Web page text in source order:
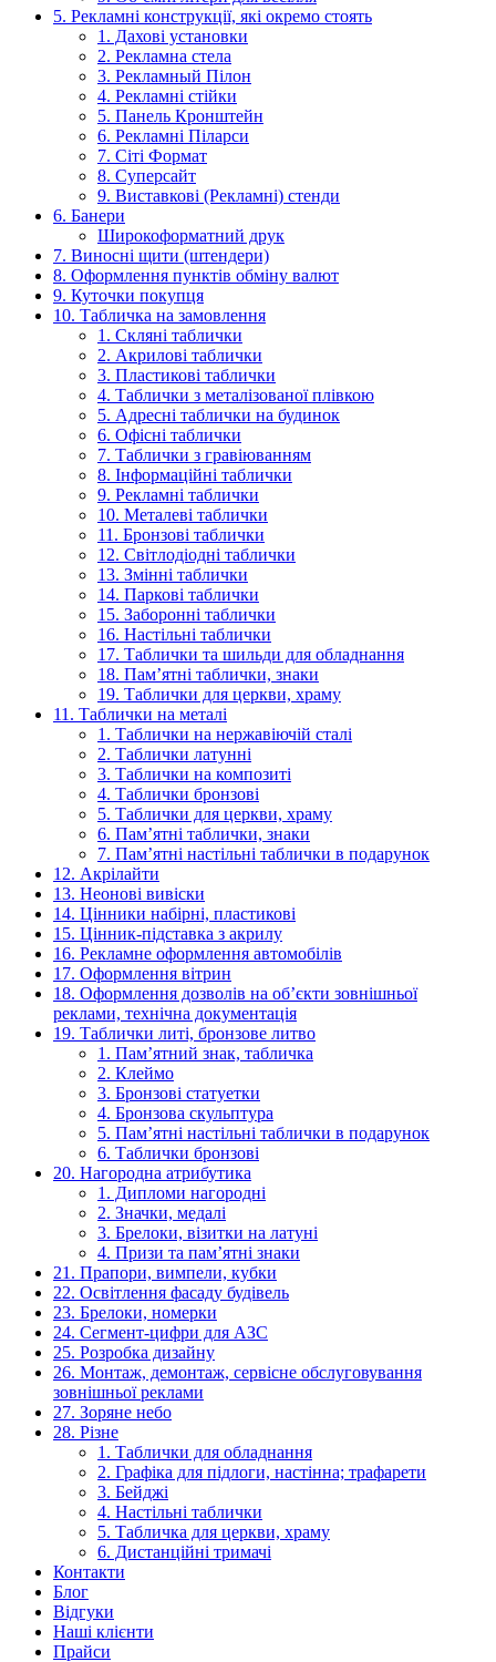
5. Рекламні конструкції, які окремо стоять
1. Дахові установки
2. Рекламна стела
3. Рекламный Пілон
4. Рекламні стійки
5. Панель Кронштейн
6. Рекламні Піларси
7. Сіті Формат
8. Суперсайт
9. Виставкові (Рекламні) стенди
6. Банери
Широкоформатний друк
7. Виносні щити (штендери)
8. Оформлення пунктів обміну валют
9. Куточки покупця
10. Табличка на замовлення
1. Скляні таблички
2. Акрилові таблички
3. Пластикові таблички
4. Таблички з металізованої плівкою
5. Адресні таблички на будинок
6. Офісні таблички
7. Таблички з гравіюванням
8. Інформаційні таблички
9. Рекламні таблички
10. Металеві таблички
11. Бронзові таблички
12. Світлодіодні таблички
13. Змінні таблички
14. Паркові таблички
15. Заборонні таблички
16. Настільні таблички
17. Таблички та шильди для обладнання
18. Пам’ятні таблички, знаки
19. Таблички для церкви, храму
11. Таблички на металі
1. Таблички на нержавіючій сталі
2. Таблички латунні
3. Таблички на композиті
4. Таблички бронзові
5. Таблички для церкви, храму
6. Пам’ятні таблички, знаки
7. Пам’ятні настільні таблички в подарунок
12. Акрілайти
13. Неонові вивіски
14. Цінники набірні, пластикові
15. Цінник-підставка з акрилу
16. Рекламне оформлення автомобілів
17. Оформлення вітрин
18. Оформлення дозволів на об’єкти зовнішньої
реклами, технічна документація
19. Таблички литі, бронзове литво
1. Пам’ятний знак, табличка
2. Клеймо
3. Бронзові статуетки
4. Бронзова скульптура
5. Пам’ятні настільні таблички в подарунок
6. Таблички бронзові
20. Нагородна атрибутика
1. Дипломи нагородні
2. Значки, медалі
3. Брелоки, візитки на латуні
4. Призи та пам’ятні знаки
21. Прапори, вимпели, кубки
22. Освітлення фасаду будівель
23. Брелоки, номерки
24. Сегмент-цифри для АЗС
25. Розробка дизайну
26. Монтаж, демонтаж, сервісне обслуговування
зовнішньої реклами
27. Зоряне небо
28. Різне
1. Таблички для обладнання
2. Графіка для підлоги, настінна; трафарети
3. Бейджі
4. Настільні таблички
5. Табличка для церкви, храму
6. Дистанційні тримачі
Контакти
Блог
Відгуки
Наші клієнти
Прайси